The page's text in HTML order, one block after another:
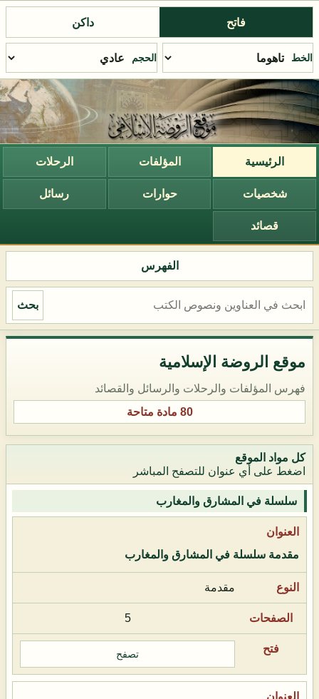
فاتح داكن
الخط الحجم
الرئيسية المؤلفات الرحلات
شخصيات حوارات رسائل
قصائد
الفهرس
بحث
موقع الروضة الإسلامية
فهرس المؤلفات والرحلات والرسائل والقصائد
80 مادة متاحة
كل مواد الموقع
اضغط على أي عنوان للتصفح المباشر
سلسلة في المشارق والمغارب
مقدمة سلسلة في المشارق والمغارب
مقدمة
5
تصفح